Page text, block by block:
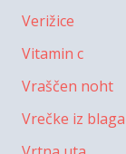
Verižice
Vitamin c
Vraščen noht
Vrečke iz blaga